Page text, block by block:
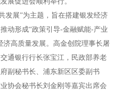
发展”为主题，旨在搭建银发经济
动形成“政策引导-金融赋能-产业
济高质量发展。高金创院理事长屠
通银行行长张宝江，民政部养老
副秘书长、浦东新区区委副书
协会秘书长刘金刚等嘉宾出席会